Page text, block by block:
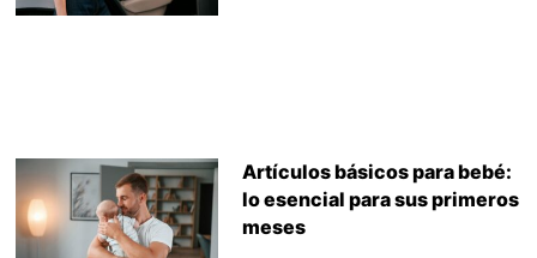
Artículos básicos para bebé:
lo esencial para sus primeros
meses